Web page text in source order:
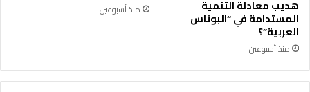
ا
ح
ة
6
ق
ة
ج
ي
هديب معادلة التنمية
المستدامة في “البوتاس
العربية”؟
منذ أسبوعين
منذ أسبوعين